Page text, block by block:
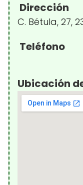
Dirección
C. Bétula, 27,
Teléfono
Ubicación